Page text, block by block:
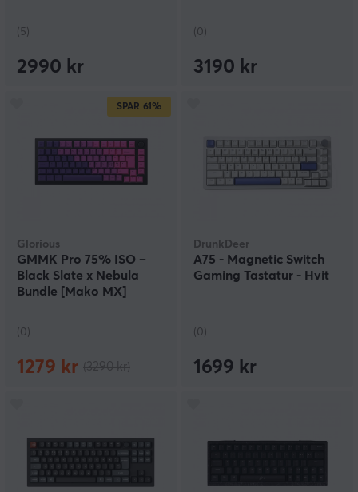
(5)
2990 kr
(0)
3190 kr
SPAR 61%
Glorious
GMMK Pro 75% ISO –
Black Slate x Nebula
Bundle [Mako MX]
(0)
1279 kr
DrunkDeer
A75 - Magnetic Switch
Gaming Tastatur - Hvit
(0)
1699 kr